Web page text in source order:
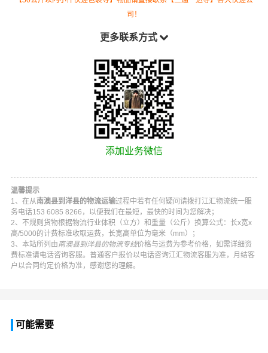
司！
更多联系方式
添加业务微信
温馨提示
1、在从南澳县到洋县的物流运输过程中若有任何疑问请拨打 江汇物流统一服
务电话153 6085 8266 ，以便我们在最短，最快的时间为您解决；
2、不规则货物根据物流行业体积（立方）和重量（公斤）换算公式：长x宽x
高/5000的计费标准收取运费，长宽高单位为毫米（mm）；
3、本站所列由南澳县到洋县的物流专线价格与运费为参考价格，如需详细资
费标准请电话咨询客服。普通客户报价以电话咨询江汇物流客服为准，月结客
户以合同约定价格为准，感谢您的理解。
可能需要